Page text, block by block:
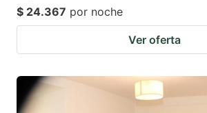
$ 24.367 por noche
Ver oferta